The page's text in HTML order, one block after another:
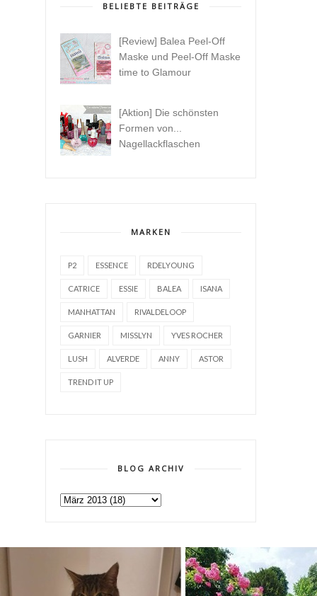
BELIEBTE BEITRÄGE
[Review] Balea Peel-Off
Maske und Peel-Off Maske
time to Glamour
[Aktion] Die schönsten
Formen von...
Nagellackflaschen
MARKEN
P2 ESSENCE RDELYOUNG
CATRICE ESSIE BALEA ISANA
MANHATTAN RIVALDELOOP
GARNIER MISSLYN YVES ROCHER
LUSH ALVERDE ANNY ASTOR
TREND IT UP
BLOG ARCHIV